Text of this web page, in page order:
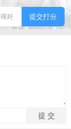
很好 提交打分